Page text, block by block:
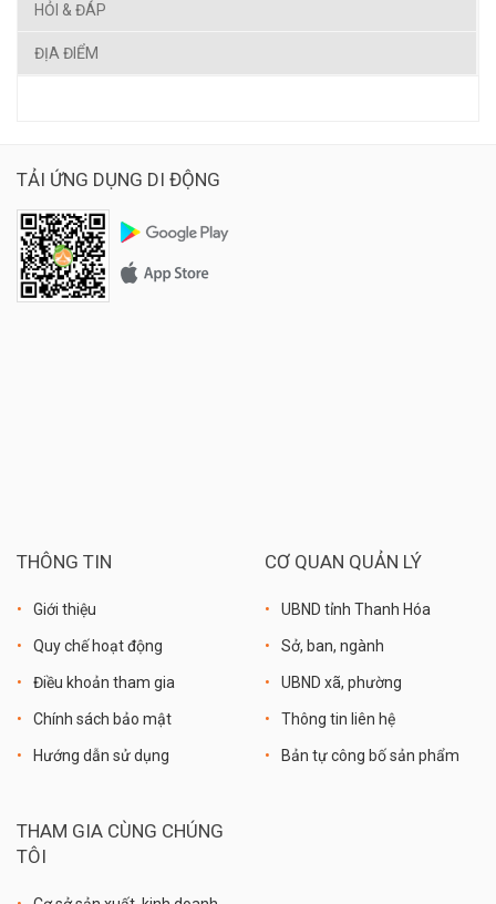
HỎI & ĐÁP
ĐỊA ĐIỂM
TẢI ỨNG DỤNG DI ĐỘNG
THÔNG TIN
Giới thiệu
Quy chế hoạt động
Điều khoản tham gia
Chính sách bảo mật
Hướng dẫn sử dụng
CƠ QUAN QUẢN LÝ
UBND tỉnh Thanh Hóa
Sở, ban, ngành
UBND xã, phường
Thông tin liên hệ
Bản tự công bố sản phẩm
THAM GIA CÙNG CHÚNG
TÔI